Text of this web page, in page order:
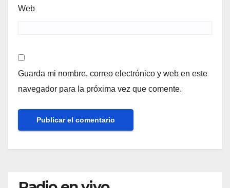
Web
Guarda mi nombre, correo electrónico y web en este
navegador para la próxima vez que comente.